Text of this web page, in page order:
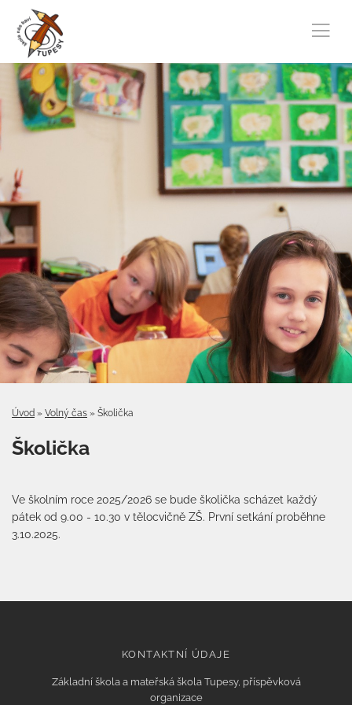
Úvod » Volný čas » Školička
Školička
Ve školním roce 2025/2026 se bude školička scházet každý
pátek od 9.00 - 10.30 v tělocvičně ZŠ. První setkání proběhne
3.10.2025.
KONTAKTNÍ ÚDAJE
Základní škola a mateřská škola Tupesy, příspěvková
organizace